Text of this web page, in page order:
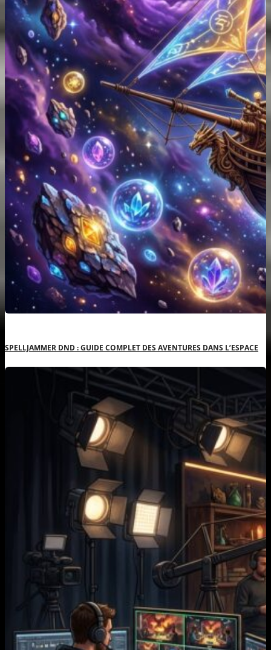
SPELLJAMMER DND : GUIDE COMPLET DES AVENTURES DANS L’ESPACE